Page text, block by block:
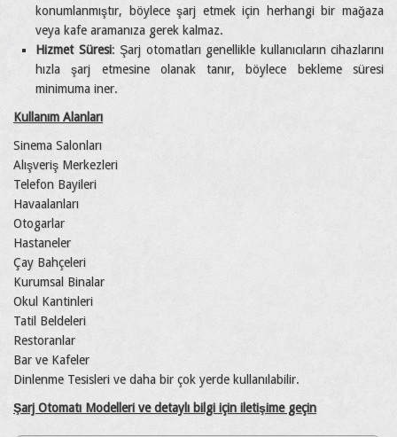
konumlanmıştır, böylece şarj etmek için herhangi bir mağaza
veya kafe aramanıza gerek kalmaz.
Hizmet Süresi: Şarj otomatları genellikle kullanıcıların cihazlarını
hızla şarj etmesine olanak tanır, böylece bekleme süresi
minimuma iner.
Kullanım Alanları
Sinema Salonları
Alışveriş Merkezleri
Telefon Bayileri
Havaalanları
Otogarlar
Hastaneler
Çay Bahçeleri
Kurumsal Binalar
Okul Kantinleri
Tatil Beldeleri
Restoranlar
Bar ve Kafeler
Dinlenme Tesisleri ve daha bir çok yerde kullanılabilir.
Şarj Otomatı Modelleri ve detaylı bilgi için iletişime geçin